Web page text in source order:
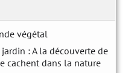
végétal
: A la découverte de
cachent dans la nature